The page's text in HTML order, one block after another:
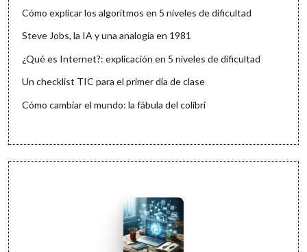
Cómo explicar los algoritmos en 5 niveles de dificultad
Steve Jobs, la IA y una analogía en 1981
¿Qué es Internet?: explicación en 5 niveles de dificultad
Un checklist TIC para el primer día de clase
Cómo cambiar el mundo: la fábula del colibrí